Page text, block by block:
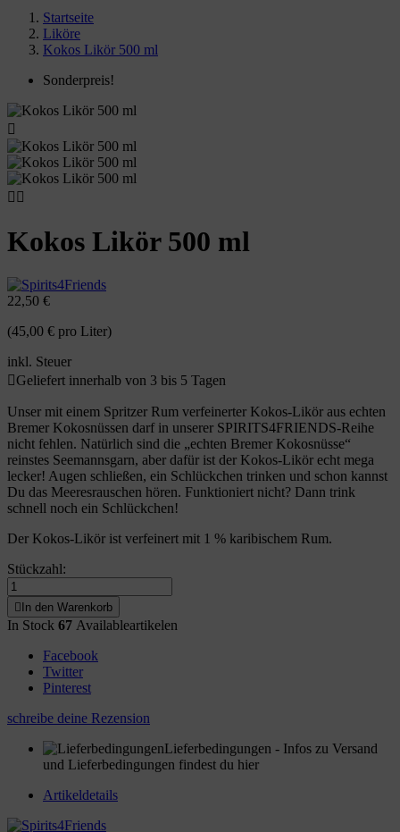
Startseite
Liköre
Kokos Likör 500 ml
Sonderpreis!

 
Kokos Likör 500 ml
22,50 €
(45,00 € pro Liter)
inkl. Steuer
Geliefert innerhalb von 3 bis 5 Tagen
Unser mit einem Spritzer Rum verfeinerter Kokos-Likör aus echten
Bremer Kokosnüssen darf in unserer SPIRITS4FRIENDS-Reihe
nicht fehlen. Natürlich sind die „echten Bremer Kokosnüsse“
reinstes Seemannsgarn, aber dafür ist der Kokos-Likör echt mega
lecker! Augen schließen, ein Schlückchen trinken und schon kannst
Du das Meeresrauschen hören. Funktioniert nicht? Dann trink
schnell noch ein Schlückchen!
Der Kokos-Likör ist verfeinert mit 1 % karibischem Rum.
Stückzahl:
 In den Warenkorb
In Stock 67 Availableartikelen
Facebook
Twitter
Pinterest
schreibe deine Rezension
Lieferbedingungen - Infos zu Versand
und Lieferbedingungen findest du hier
Artikeldetails